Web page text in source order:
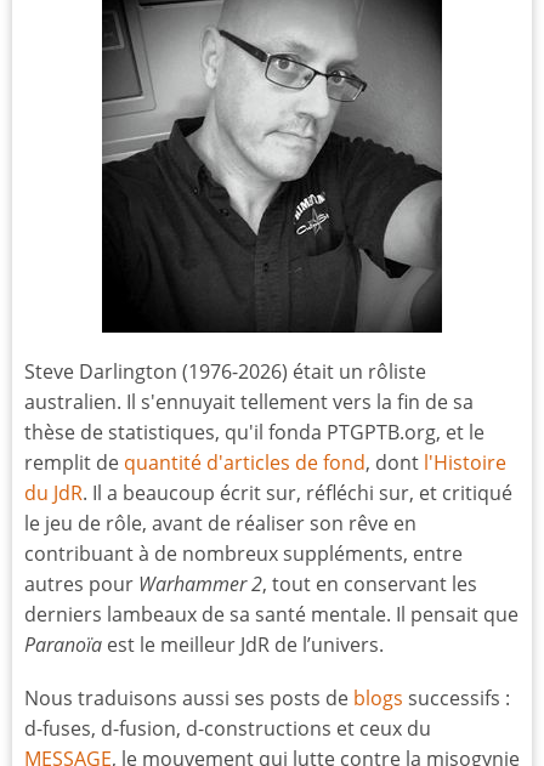
Steve Darlington (1976-2026) était un rôliste
australien. Il s'ennuyait tellement vers la fin de sa
thèse de statistiques, qu'il fonda PTGPTB.org, et le
remplit de quantité d'articles de fond, dont l'Histoire
du JdR. Il a beaucoup écrit sur, réfléchi sur, et critiqué
le jeu de rôle, avant de réaliser son rêve en
contribuant à de nombreux suppléments, entre
autres pour Warhammer 2, tout en conservant les
derniers lambeaux de sa santé mentale. Il pensait que
Paranoïa est le meilleur JdR de l’univers.
Nous traduisons aussi ses posts de blogs successifs :
d-fuses, d-fusion, d-constructions et ceux du
MESSAGE, le mouvement qui lutte contre la misogynie